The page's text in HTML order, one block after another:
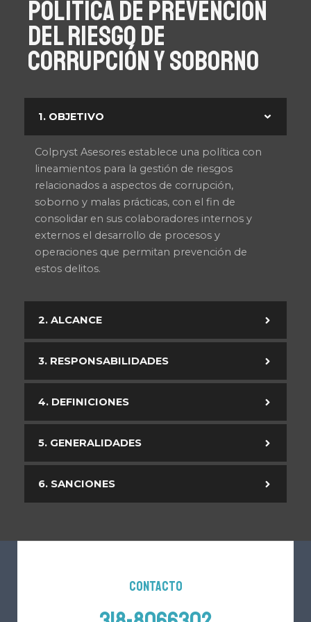
POLITICA DE PREVENCIÓN
DEL RIESGO DE
CORRUPCIÓN Y SOBORNO
1. OBJETIVO
Colpryst Asesores establece una política con
lineamientos para la gestión de riesgos
relacionados a aspectos de corrupción,
soborno y malas prácticas, con el fin de
consolidar en sus colaboradores internos y
externos el desarrollo de procesos y
operaciones que permitan prevención de
estos delitos.
2. ALCANCE
3. RESPONSABILIDADES
4. DEFINICIONES
5. GENERALIDADES
6. SANCIONES
Contacto